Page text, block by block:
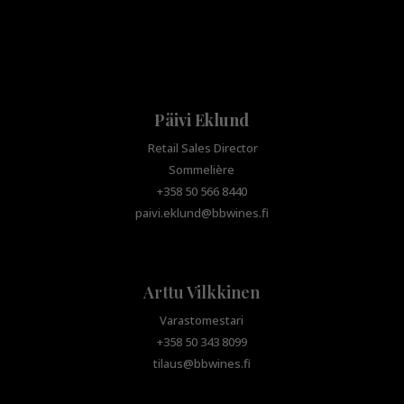
Päivi Eklund
Retail Sales Director
Sommelière
+358 50 566 8440
paivi.eklund@bbwines.fi
Arttu Vilkkinen
Varastomestari
+358 50 343 8099
tilaus@bbwines.fi